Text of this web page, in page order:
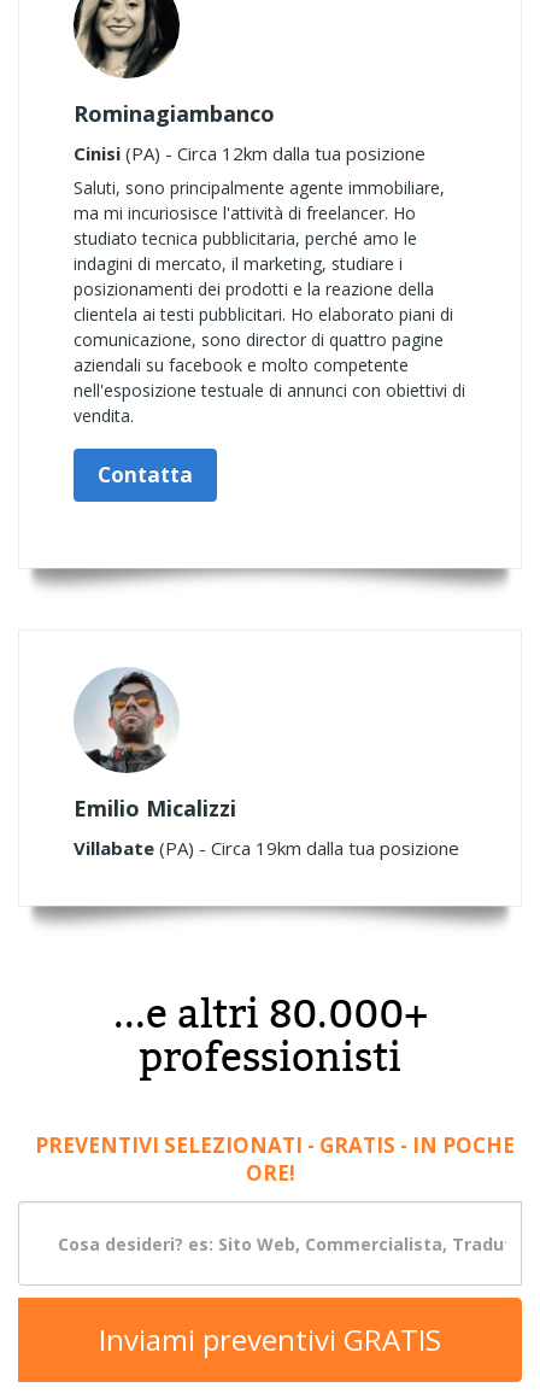
Rominagiambanco
Cinisi (PA) - Circa 12km dalla tua posizione
Saluti, sono principalmente agente immobiliare,
ma mi incuriosisce l'attività di freelancer. Ho
studiato tecnica pubblicitaria, perché amo le
indagini di mercato, il marketing, studiare i
posizionamenti dei prodotti e la reazione della
clientela ai testi pubblicitari. Ho elaborato piani di
comunicazione, sono director di quattro pagine
aziendali su facebook e molto competente
nell'esposizione testuale di annunci con obiettivi di
vendita.
Contatta
Emilio Micalizzi
Villabate (PA) - Circa 19km dalla tua posizione
...e altri 80.000+
professionisti
PREVENTIVI SELEZIONATI - GRATIS - IN POCHE
ORE!
Inviami preventivi GRATIS